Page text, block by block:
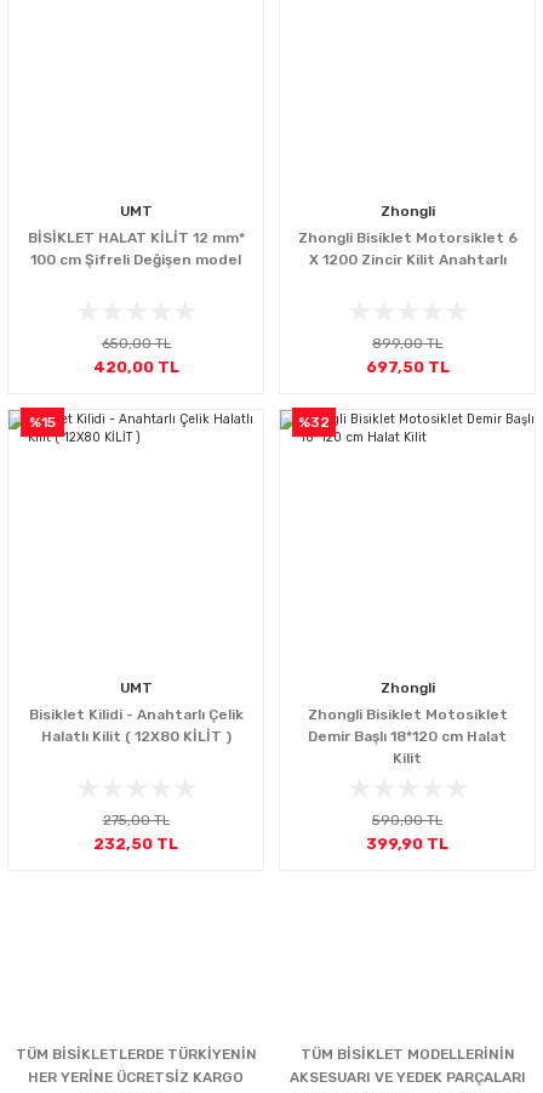
UMT
BİSİKLET HALAT KİLİT 12 mm*
100 cm Şifreli Değişen model
650,00 TL
420,00 TL
Zhongli
Zhongli Bisiklet Motorsiklet 6
X 1200 Zincir Kilit Anahtarlı
899,00 TL
697,50 TL
%15
UMT
Bisiklet Kilidi - Anahtarlı Çelik
Halatlı Kilit ( 12X80 KİLİT )
275,00 TL
232,50 TL
%32
Zhongli
Zhongli Bisiklet Motosiklet
Demir Başlı 18*120 cm Halat
Kilit
590,00 TL
399,90 TL
TÜM BİSİKLETLERDE TÜRKİYENİN
HER YERİNE ÜCRETSİZ KARGO
TÜM BİSİKLET MODELLERİNİN
AKSESUARI VE YEDEK PARÇALARI